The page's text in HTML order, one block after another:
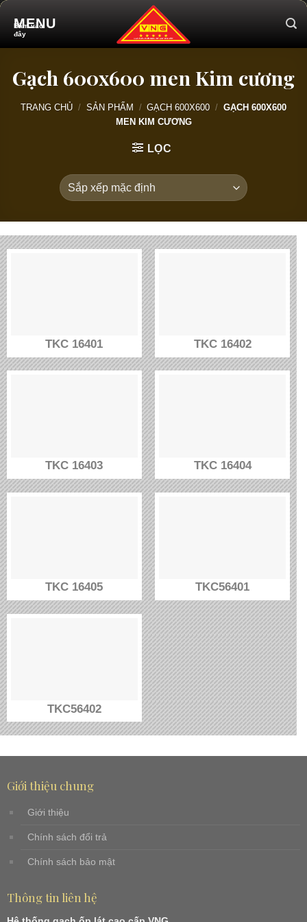
Skip
MENU
Gạch 600x600 men Kim cương
TRANG CHỦ / SẢN PHẨM / GẠCH 600X600 / GẠCH 600X600
MEN KIM CƯƠNG
LỌC
TKC 16401 TKC 16402
TKC 16403 TKC 16404
TKC 16405 TKC56401
TKC56402
Giới thiệu chung
Giới thiệu
Chính sách đổi trả
Chính sách bảo mật
Thông tin liên hệ